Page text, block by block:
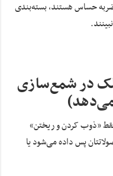
حساس هستند، بسته‌بندی
در شمع‌سازی
می‌دهد)
«ذوب کردن و ریختن»
پس داده می‌شود یا